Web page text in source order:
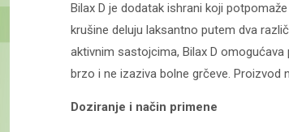
Bilax D je dodatak ishrani koji
krušine deluju laksantno putem dva
aktivnim sastojcima, Bilax D
brzo i ne izaziva bolne grčeve. Proizvod
Doziranje i način primene